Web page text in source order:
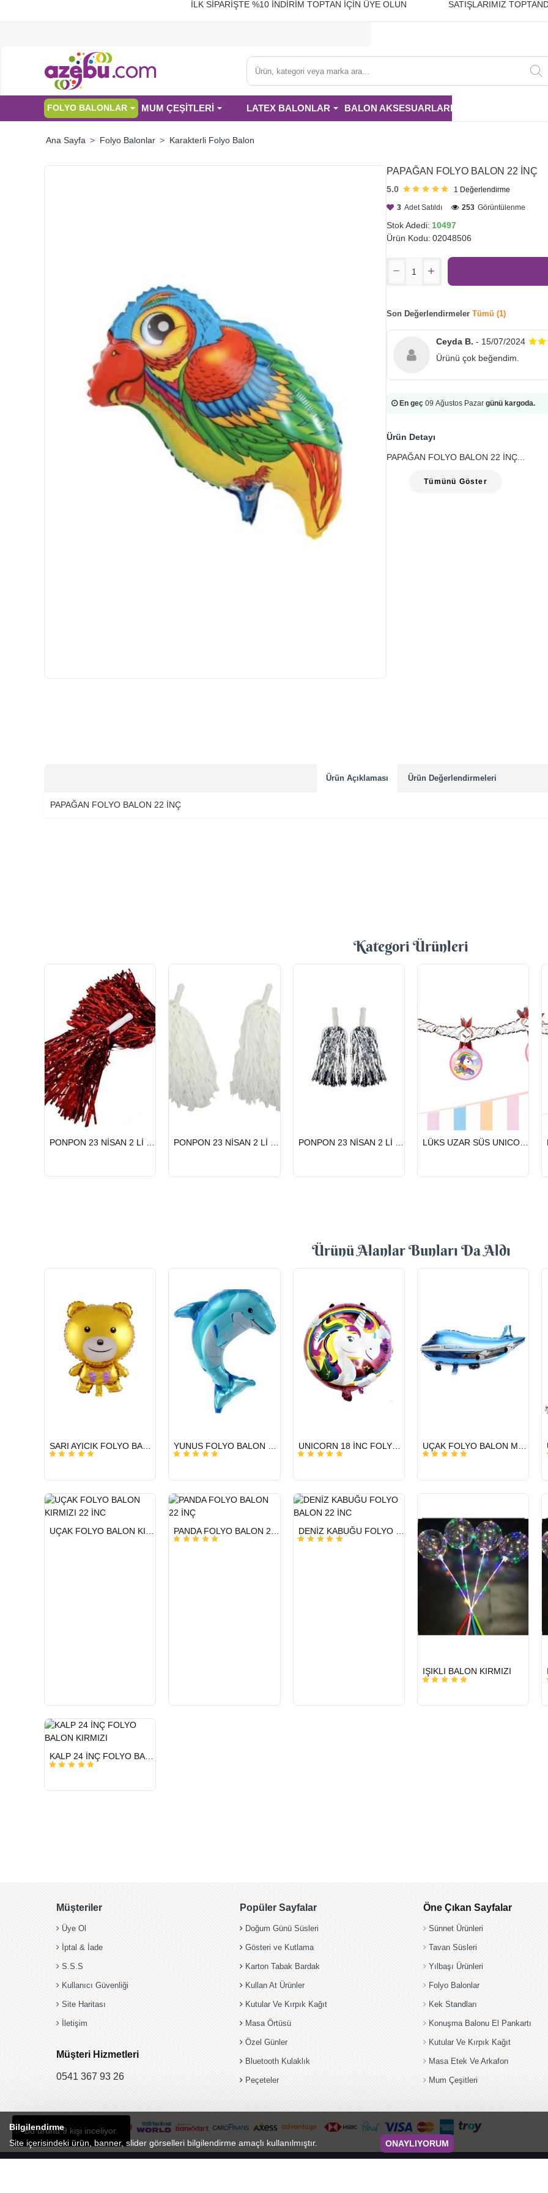
Bilgilendirme
Site içerisindeki ürün, banner, slider görselleri bilgilendirme amaçlı kullanılmıştır.
ONAYLIYORUM
İLK SİPARİŞTE %10 İNDİRİM TOPTAN İÇİN ÜYE OLUN SATIŞLARIMIZ
Ürün,
kategori
marka
FOLYO BALONLAR MUM ÇEŞİTLERİ LATEX BALONLAR BALON AKSESUARLARI
Folyo Balonlar Karakterli Folyo Balon
PAPAĞAN FOLYO BALON 22 İNÇ
5.0 1 Değerlendirme
Stok Adedi: 10497
Ürün Kodu: 02048506
3 Adet Satıldı 253 Görüntülenme
Son Değerlendirmeler Tümü (1)
Ceyda B. - 15/07/2024
Ürünü çok beğendim.
Ürün Detayı
PAPAĞAN FOLYO BALON 22 İNÇ...
Tümünü Göster
En geç 09 Ağustos Pazar günü kargoda.
Bu ürünü 9 kişi inceliyor.
Ürün Açıklaması Ürün Değerlendirmeleri
PAPAĞAN FOLYO BALON 22 İNÇ
Kategori Ürünleri
GÖNDERİ
GÖNDERİ
GÖNDERİ
GÖNDERİ
LÜKS UZAR SÜS UNICORN
Ürünü Alanlar Bunları Da Aldı
GÖNDERİ
GÖNDERİ
GÖNDERİ
UNICORN 18 İNC FOLYO BALON
GÖNDERİ
GÖNDERİ
GÖNDERİ
HIZLI
GÖNDERİ
HIZLI
GÖNDERİ
IŞIKLI BALON KIRMIZI
HIZLI
GÖNDERİ
KALP 24 İNÇ FOLYO BALON KIRMIZI
Müşteriler
Üye Ol
İptal & İade
S.S.S
Kullanıcı Güvenliği
Site Haritası
İletişim
Müşteri Hizmetleri
0541 367 93 26
Popüler Sayfalar
Doğum Günü Süsleri
Gösteri ve Kutlama
Karton Tabak Bardak
Kullan At Ürünler
Kutular Ve Kırpık Kağıt
Masa Örtüsü
Özel Günler
Bluetooth Kulaklık
Peçeteler
Öne Çıkan Sayfalar
Sünnet Ürünleri
Tavan Süsleri
Yılbaşı Ürünleri
Folyo Balonlar
Kek Standları
Konuşma Balonu El Pankartı
Kutular Ve Kırpık Kağıt
Masa Etek Ve Arkafon
Mum Çeşitleri